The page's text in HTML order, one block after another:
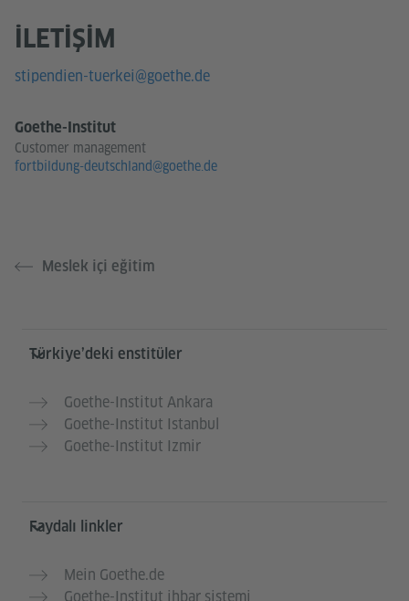
İLETIŞIM
stipendien-tuerkei@goethe.de
Goethe-Institut
Customer management
fortbildung-deutschland@goethe.de
Meslek içi eğitim
Service- und Informationsbereich
Türkiye’deki enstitüler
Goethe-Institut Ankara
Goethe-Institut Istanbul
Goethe-Institut Izmir
Faydalı linkler
Mein Goethe.de